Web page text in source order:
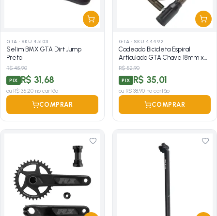
GTA · SKU 45103
Selim BMX GTA Dirt Jump
Preto
R$ 45,90
PIX R$ 31,68
ou R$ 35,20 no cartão
COMPRAR
GTA · SKU 44492
Cadeado Bicicleta Espiral
Articulado GTA Chave 18mm x
1M
R$ 52,90
PIX R$ 35,01
ou R$ 38,90 no cartão
COMPRAR